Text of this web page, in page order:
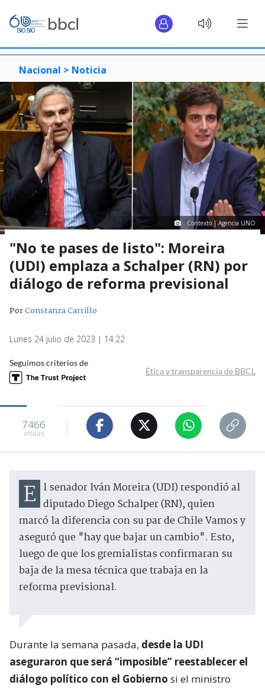
Nacional > Noticia
Contexto | Agencia UNO
"No te pases de listo": Moreira
(UDI) emplaza a Schalper (RN) por
diálogo de reforma previsional
PorConstanza Carrillo
Lunes 24 julio de 2023 | 14:22
Seguimos criterios de
Ética y transparencia de BBCL
7466
visitas
El senador Iván Moreira (UDI) respondió al diputado Diego Schalper (RN), quien
marcó la diferencia con su par de Chile Vamos y
aseguró que "hay que bajar un cambio". Esto,
luego de que los gremialistas confirmaran su
baja de la mesa técnica que trabaja en la
reforma previsional.
Durante la semana pasada, desde la UDI
aseguraron que será “imposible” reestablecer el
diálogo político con el Gobierno si el ministro